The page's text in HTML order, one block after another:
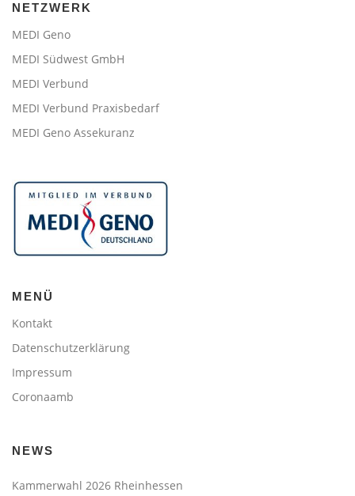
NETZWERK
MEDI Geno
MEDI Südwest GmbH
MEDI Verbund
MEDI Verbund Praxisbedarf
MEDI Geno Assekuranz
MENÜ
Kontakt
Datenschutzerklärung
Impressum
Coronaamb
NEWS
Kammerwahl 2026 Rheinhessen